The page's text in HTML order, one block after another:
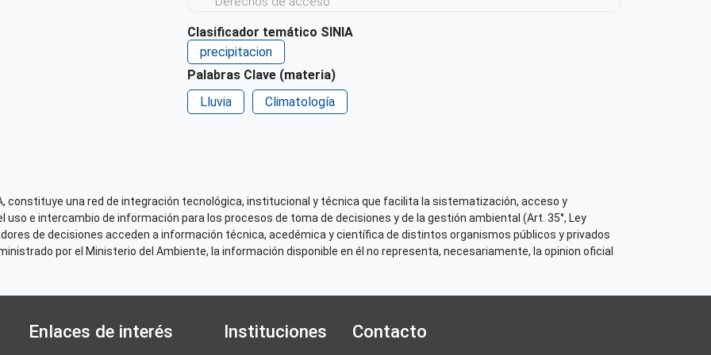
Derechos de acceso URL
https://hdl.handle.net/20.500.12542/3101
Repositorio de origen
SENAMHI
Clasificador temático SINIA
precipitacion
Palabras Clave (materia)
Lluvia
Climatología
constituye una red de integración tecnológica, institucional y técnica que facilita la sistematización, acceso y
e intercambio de información para los procesos de toma de decisiones y de la gestión ambiental (Art. 35°, Ley
de decisiones acceden a información técnica, acedémica y científica de distintos organismos públicos y privados
por el Ministerio del Ambiente, la información disponible en él no representa, necesariamente, la opinion oficial
Enlaces de interés Instituciones Contacto